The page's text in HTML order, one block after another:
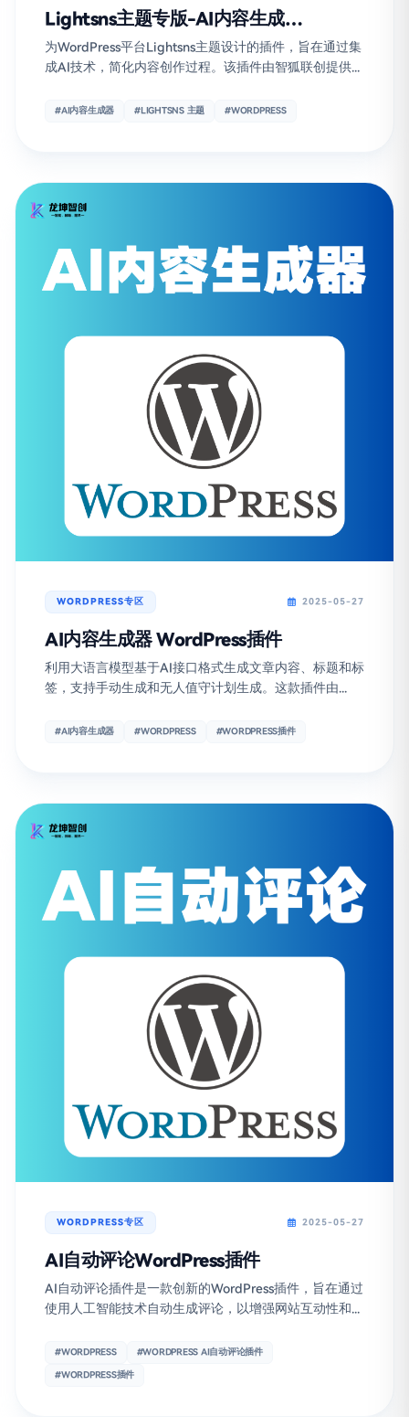
Lightsns主题专版-AI内容生成
WordPress插件
为WordPress平台Lightsns主题设计的插件，旨在通过集
成AI技术，简化内容创作过程。该插件由智狐联创提供...
#AI内容生成器 #LIGHTSNS 主题 #WORDPRESS
WORDPRESS专区 2025-05-27
AI内容生成器 WordPress插件
利用大语言模型基于AI接口格式生成文章内容、标题和标
签，支持手动生成和无人值守计划生成。这款插件由...
#AI内容生成器 #WORDPRESS #WORDPRESS插件
WORDPRESS专区 2025-05-27
AI自动评论WordPress插件
AI自动评论插件是一款创新的WordPress插件，旨在通过
使用人工智能技术自动生成评论，以增强网站互动性和...
#WORDPRESS #WORDPRESS AI自动评论插件
#WORDPRESS插件